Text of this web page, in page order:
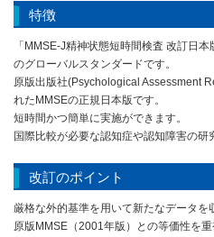
特徴
「MMSE-J精神状態短時間検査 改訂日
のグローバルスタンダードです。
原版出版社(Psychological Assessment
れたMMSEの正規日本版です。
短時間かつ簡単に実施ができます。
国際比較が必要な認知症や認知障害の研
改訂のポイント
厳格な外的基準を用いて新たなデータを
原版MMSE（2001年版）との等価性を